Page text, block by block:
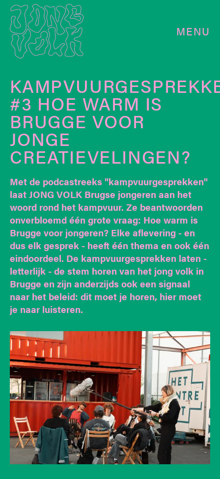
MENU
#3 HOE WARM IS
BRUGGE VOOR
JONGE
CREATIEVELINGEN?
Met de podcastreeks "kampvuurgesprekken"
laat JONG VOLK Brugse jongeren aan het
woord rond het kampvuur. Ze beantwoorden
onverbloemd één grote vraag: Hoe warm is
Brugge voor jongeren? Elke aflevering - en
dus elk gesprek - heeft één thema en ook één
eindoordeel. De kampvuurgesprekken laten -
letterlijk - de stem horen van het jong volk in
Brugge en zijn anderzijds ook een signaal
naar het beleid: dit moet je horen, hier moet
je naar luisteren.